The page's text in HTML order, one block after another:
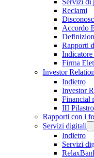
Servizi di
Reclami
Accordo
Rapporti
Firma
Investor
Indietro
Investor
Financial
III Pilastro
Rapporti con i
Servizi digitali
Indietro
Servizi